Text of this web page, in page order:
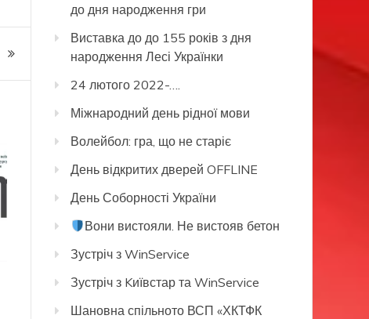
до дня народження гри
Виставка до до 155 років з дня
народження Лесі Українки
24 лютого 2022-….
Міжнародний день рідної мови
Волейбол: гра, що не старіє
День відкритих дверей OFFLINE
День Соборності України
Вони вистояли. Не вистояв бетон
Зустріч з WinService
Зустріч з Kиївстар та WinService
Шановна спільното ВСП «ХКТФК